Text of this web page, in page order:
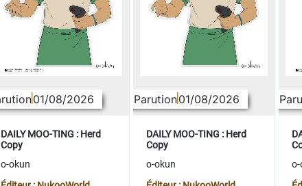
01/08/2026
DAILY MOO-TING : Herd
Copy
o-okun
Parution01/08/2026
DAILY MOO-TING : Herd
Copy
o-okun
o-